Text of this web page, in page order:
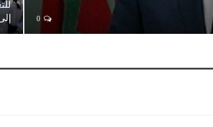
0